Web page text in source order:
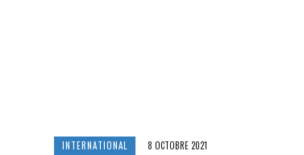
INTERNATIONAL 8 OCTOBRE 2021